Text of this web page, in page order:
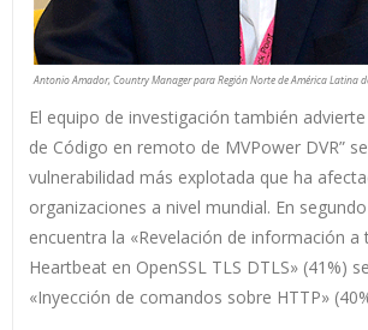
Antonio Amador, Country Manager para Región Norte de América Latina
El equipo de investigación también
de Código en remoto de MVPower DVR”
vulnerabilidad más explotada que ha
organizaciones a nivel mundial. En
encuentra la «Revelación de información a
Heartbeat en OpenSSL TLS DTLS» (41%)
«Inyección de comandos sobre HTTP»